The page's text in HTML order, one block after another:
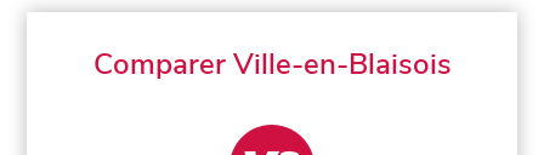
Comparer Ville-en-Blaisois